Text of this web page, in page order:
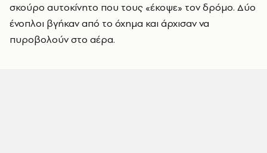
σκούρο αυτοκίνητο που τους «έκοψε» τον δρόμο. Δύο
ένοπλοι βγήκαν από το όχημα και άρχισαν να
πυροβολούν στο αέρα.